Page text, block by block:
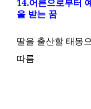
을 받는 꿈
딸을 출산할 태몽
따름